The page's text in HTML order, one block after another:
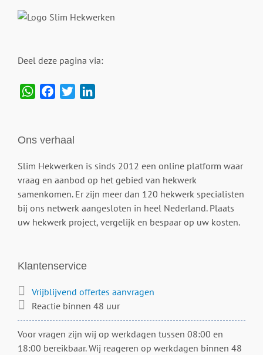
Deel deze pagina via:
WhatsAppFacebook
Twitter
Ons verhaal
Slim Hekwerken is sinds 2012 een online platform waar
vraag en aanbod op het gebied van hekwerk
samenkomen. Er zijn meer dan 120 hekwerk specialisten
bij ons netwerk aangesloten in heel Nederland. Plaats
uw hekwerk project, vergelijk en bespaar op uw kosten.
Klantenservice
Vrijblijvend offertes aanvragen
Reactie binnen 48 uur
Voor vragen zijn wij op werkdagen tussen 08:00 en
18:00 bereikbaar. Wij reageren op werkdagen binnen 48